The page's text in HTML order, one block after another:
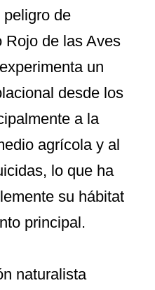
de
Rojo de las Aves
un
desde los
a la
agrícola y al
lo que ha
su hábitat
principal.
naturalista